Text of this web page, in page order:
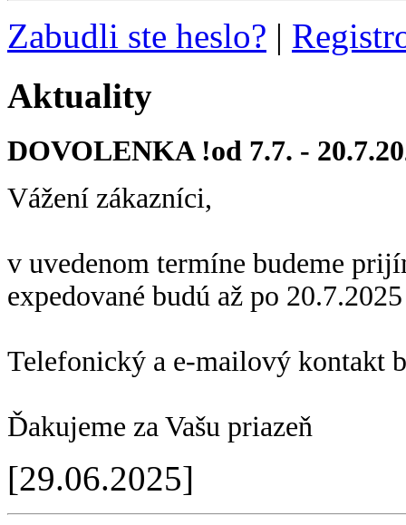
Zabudli ste heslo? |
Aktuality
DOVOLENKA !od 7.7. -
Vážení zákazníci,
v uvedenom termíne budeme
expedované budú až po
Telefonický a e-mailový kontakt
Ďakujeme za Vašu priazeň
[29.06.2025]